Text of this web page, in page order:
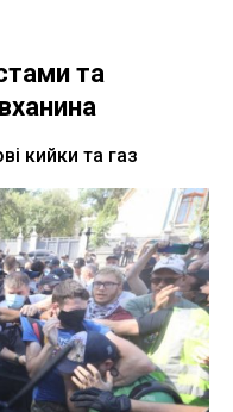
та
кийки та газ